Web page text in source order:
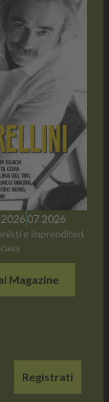
07 2026
e imprenditori
Magazine
Registrati